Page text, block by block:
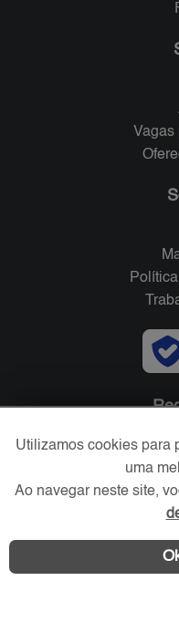
Vagas
Utilizamos cookies para
uma
Ao navegar neste site,